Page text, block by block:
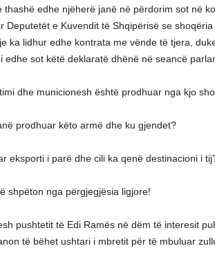
edhe njëherë janë në përdorim sot në
Deputetët e Kuvendit të Shqipërisë se
ka lidhur edhe kontrata me vënde të tjera,
edhe sot këtë deklaratë dhënë në seancë
dhe municionesh është prodhuar nga kjo
prodhuar këto armë dhe ku gjendet?
eksporti i parë dhe cili ka qenë destinacioni i
shpëton nga përgjegjësia ligjore!
pushtetit të Edi Ramës në dëm të interesit
të bëhet ushtari i mbretit për të mbuluar